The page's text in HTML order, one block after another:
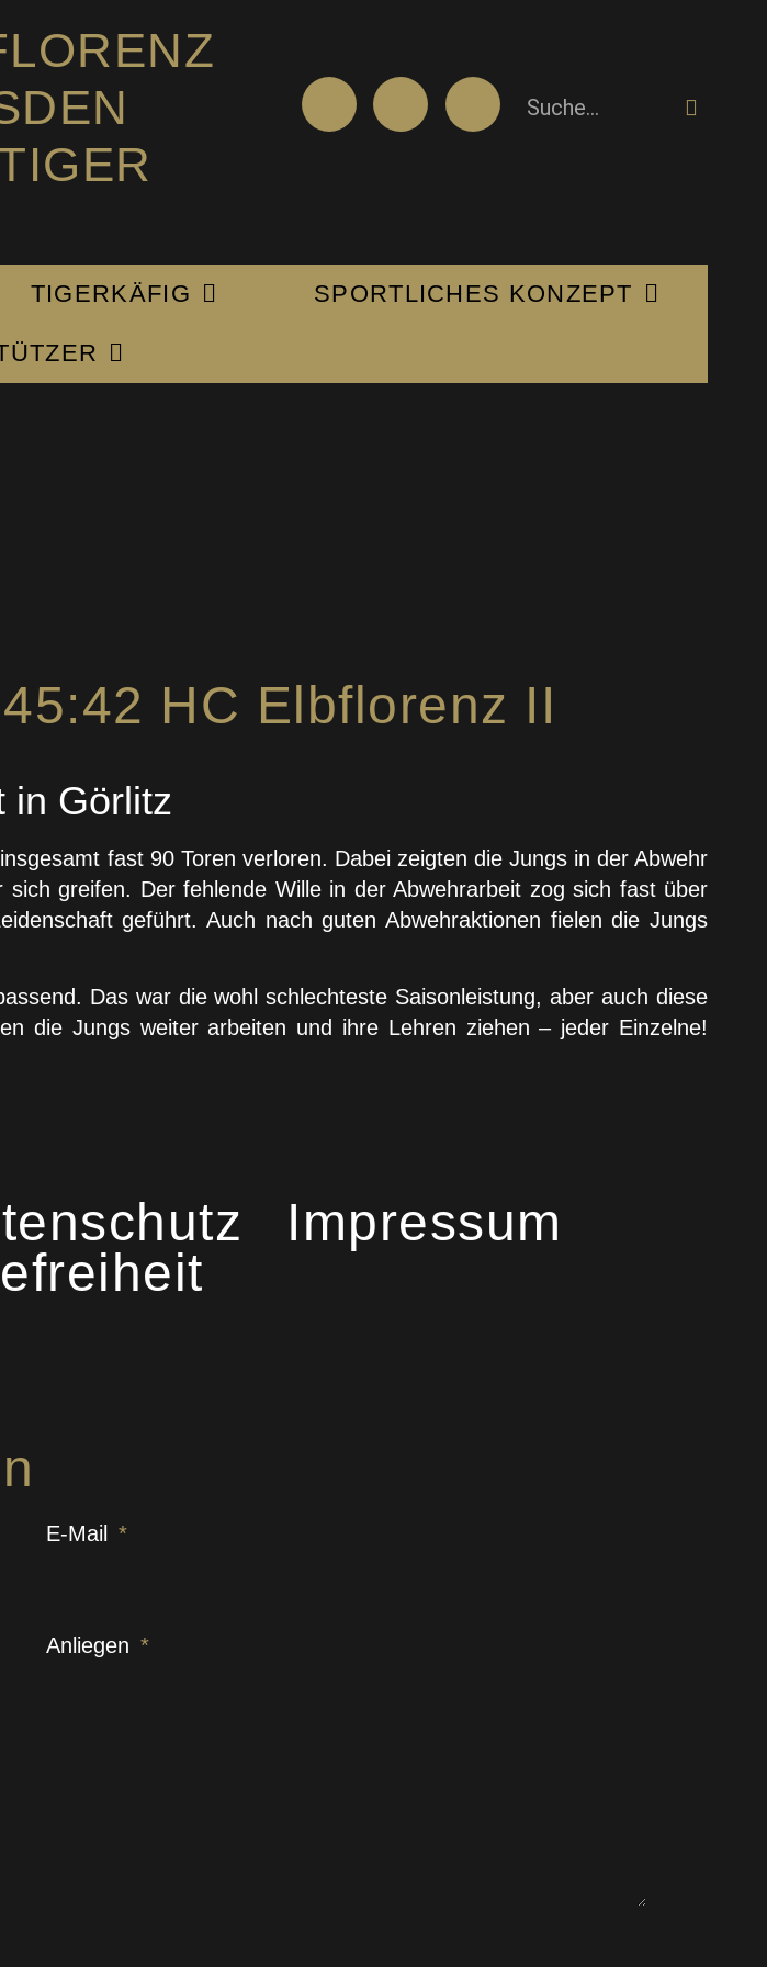
TIGERKÄFIG SPORTLICHES KONZEPT
HC Elbflorenz II
in Görlitz
fast 90 Toren verloren. Dabei zeigten die Jungs in der Abwehr
greifen. Der fehlende Wille in der Abwehrarbeit zog sich fast über
geführt. Auch nach guten Abwehraktionen fielen die Jungs
Das war die wohl schlechteste Saisonleistung, aber auch diese
die Jungs weiter arbeiten und ihre Lehren ziehen – jeder Einzelne!
Impressum
E-Mail
Anliegen